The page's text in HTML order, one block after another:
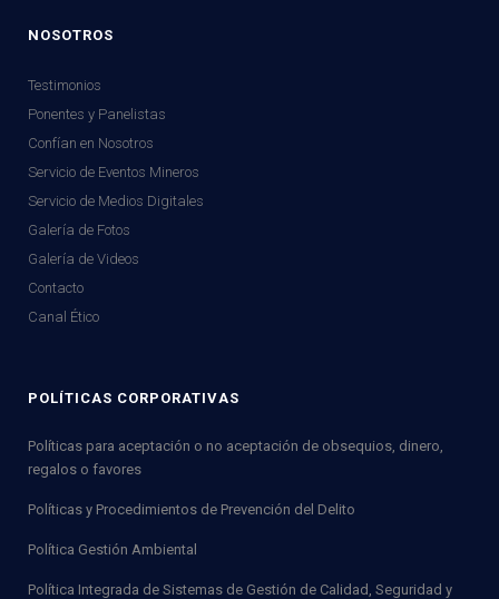
NOSOTROS
Testimonios
Ponentes y Panelistas
Confían en Nosotros
Servicio de Eventos Mineros
Servicio de Medios Digitales
Galería de Fotos
Galería de Videos
Contacto
Canal Ético
POLÍTICAS CORPORATIVAS
Políticas para aceptación o no aceptación de obsequios, dinero,
regalos o favores
Políticas y Procedimientos de Prevención del Delito
Política Gestión Ambiental
Política Integrada de Sistemas de Gestión de Calidad, Seguridad y